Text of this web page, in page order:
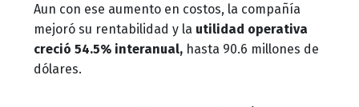
Aun con ese aumento en costos, la compañía
mejoró su rentabilidad y la utilidad operativa
creció 54.5% interanual, hasta 90.6 millones de
dólares.